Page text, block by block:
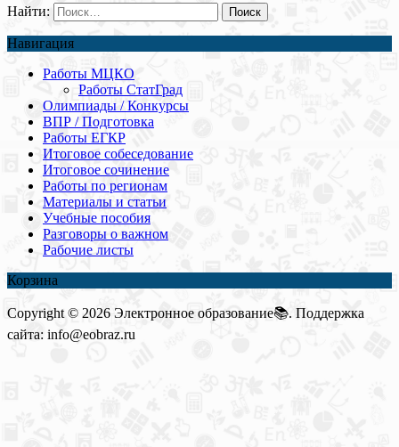
Найти:
Навигация
Работы МЦКО
Работы СтатГрад
Олимпиады / Конкурсы
ВПР / Подготовка
Работы ЕГКР
Итоговое собеседование
Итоговое сочинение
Работы по регионам
Материалы и статьи
Учебные пособия
Разговоры о важном
Рабочие листы
Корзина
Copyright © 2026 Электронное образование📚. Поддержка
сайта: info@eobraz.ru